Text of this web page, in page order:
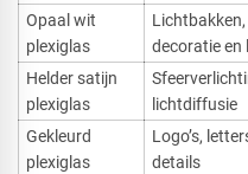
Opaal wit
plexiglas
Lichtbakken,
decoratie en
Helder satijn
plexiglas
lichtdiffusie
Gekleurd
plexiglas
Logo’s,
details